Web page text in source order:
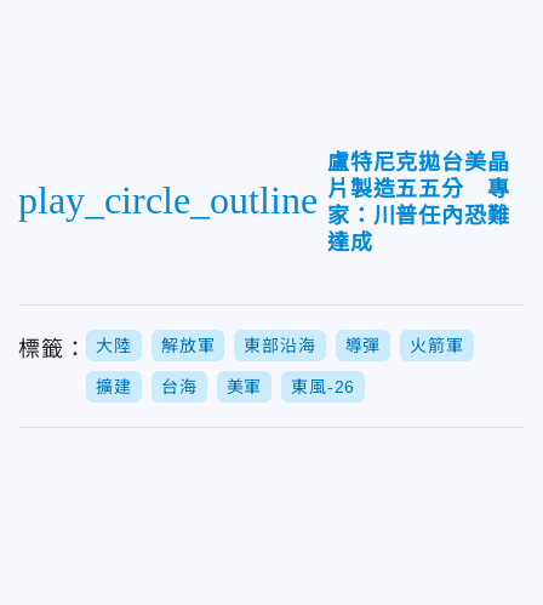
play_circle_outline
盧特尼克拋台美晶
片製造五五分 專
家：川普任內恐難
達成
標籤： 大陸 解放軍 東部沿海 導彈 火箭軍
擴建 台海 美軍 東風-26